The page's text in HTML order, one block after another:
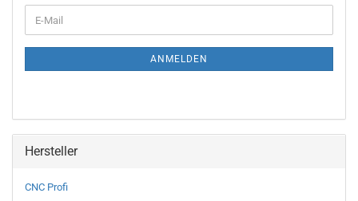
ZUR
E-
Mail
ANMELDEN
Hersteller
CNC Profi